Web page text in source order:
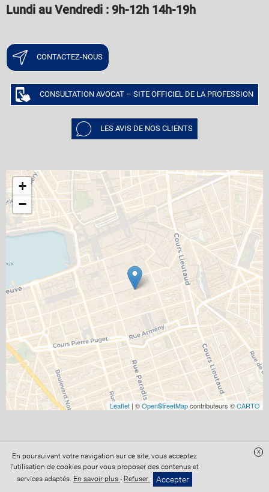
Lundi au Vendredi : 9h-12h 14h-19h
CONTACTEZ-NOUS
CONSULTATION AVOCAT – SITE OFFICIEL DE LA PROFESSION
LES AVIS DE NOS CLIENTS
+
−
Leaflet | ©OpenStreetMapcontributeurs ©CARTO
Site réalisé avecDigital Avocat
Accès administration
Confidentialité
Conditions Générales de Vente
Mentions légales
En poursuivant votre navigation sur ce site, vous acceptez
l'utilisation de cookies pour vous proposer des contenus et
services adaptés. En savoir plus - Refuser Accepter
x